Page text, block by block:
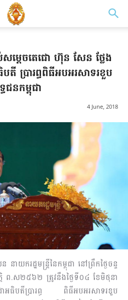
តេចតេជោ ហ៊ុន សែន ថ្លែង
តី ប្រារព្ធពិធីអបអរសាទរខួប
នកម្ពុជា
4 June, 2018
យករដ្ឋមន្ត្រីនៃកម្ពុជា នៅព្រឹកថ្ងៃចន្ទ
តិ ព.ស២៥៦២ ត្រូវនឹងថ្ងៃទី០៤ ខែមិថុនា
ធិបតីប្រារព្ធ ពិធីអបអរសាទរខួប